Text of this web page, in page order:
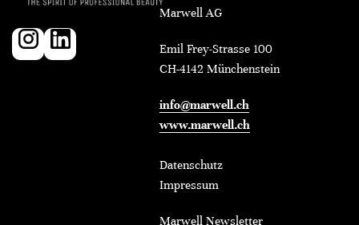
Marwell AG
Emil Frey-Strasse 100
CH-4142 Münchenstein
info@marwell.ch
www.marwell.ch
Datenschutz
Impressum
Marwell Newsletter